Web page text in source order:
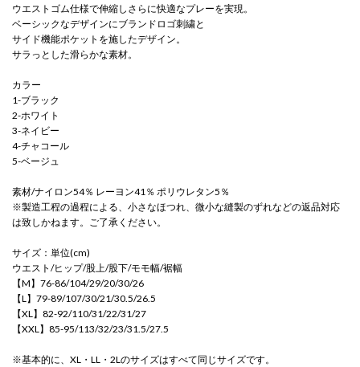
ウエストゴム仕様で伸縮しさらに快適なプレーを実現。
ベーシックなデザインにブランドロゴ刺繍と
サイド機能ポケットを施したデザイン。
サラっとした滑らかな素材。
カラー
1-ブラック
2-ホワイト
3-ネイビー
4-チャコール
5-ベージュ
素材/ナイロン54％ レーヨン41％ ポリウレタン5％
※製造工程の過程による、小さなほつれ、微小な縫製のずれなどの返品対応
は致しかねます。ご了承ください。
サイズ：単位(cm)
ウエスト/ヒップ/股上/股下/モモ幅/裾幅
【M】76-86/104/29/20/30/26
【L】79-89/107/30/21/30.5/26.5
【XL】82-92/110/31/22/31/27
【XXL】85-95/113/32/23/31.5/27.5
※基本的に、XL・LL・2Lのサイズはすべて同じサイズです。